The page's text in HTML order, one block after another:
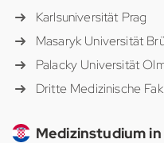
Karlsuniversität Prag
Masaryk Universität
Palacky Universität
Dritte Medizinische
Medizinstudium